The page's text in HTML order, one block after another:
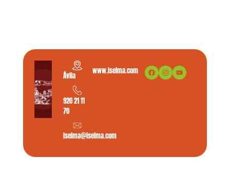
Ávila
920 21 11
70
iselma@iselma.com
www.iselma.com